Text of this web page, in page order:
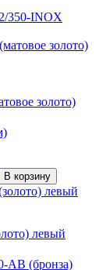
350-INOX
золото)
В корзину
левый